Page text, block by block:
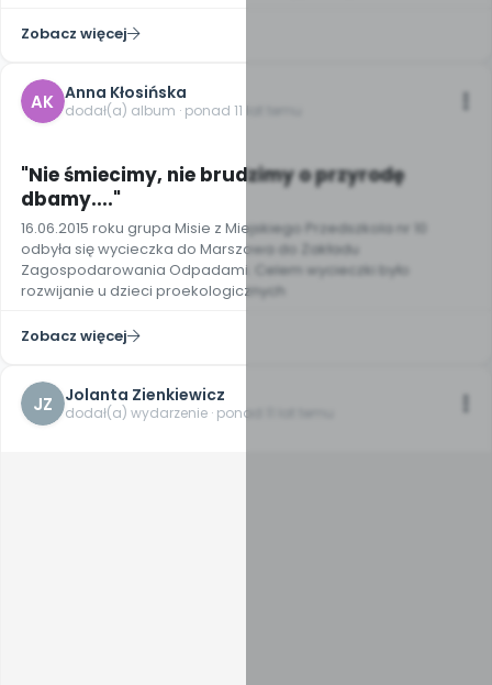
Zobacz więcej
AK Anna Kłosińska
dodał(a) album · ponad 11 lat temu
"Nie śmiecimy, nie brudzimy o przyrodę
dbamy...."
16.06.2015 roku grupa Misie z Miejskiego Przedszkola nr 10
odbyła się wycieczka do Marszowa do Zakładu
Zagospodarowania Odpadami. Celem wycieczki było
rozwijanie u dzieci proekologicznych
Zobacz więcej
JZ Jolanta Zienkiewicz
dodał(a) wydarzenie · ponad 11 lat temu